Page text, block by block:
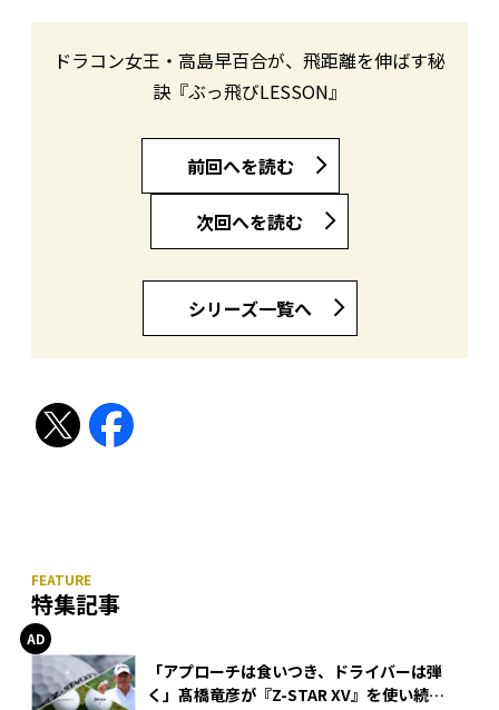
ドラコン女王・高島早百合が、飛距離を伸ばす秘
訣『ぶっ飛びLESSON』
前回へを読む
次回へを読む
シリーズ一覧へ
特集記事
「アプローチは食いつき、ドライバーは弾
く」髙橋竜彦が『Z-STAR XV』を使い続け